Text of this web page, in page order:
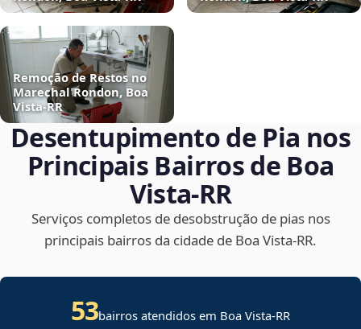
Remoção de Restos no
Marechal Rondon, Boa
Vista‑RR
Desentupimento de Pia nos
Principais Bairros de Boa
Vista‑RR
Serviços completos de desobstrução de pias nos
principais bairros da cidade de Boa Vista‑RR.
53bairros atendidos em Boa Vista-RR